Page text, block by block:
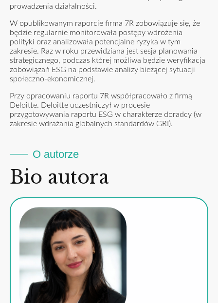
prowadzenia działalności.
W opublikowanym raporcie firma 7R zobowiązuje się, że
będzie regularnie monitorowała postępy wdrożenia
polityki oraz analizowała potencjalne ryzyka w tym
zakresie. Raz w roku przewidziana jest sesja planowania
strategicznego, podczas której możliwa będzie weryfikacja
zobowiązań ESG na podstawie analizy bieżącej sytuacji
społeczno-ekonomicznej.
Przy opracowaniu raportu 7R współpracowało z firmą
Deloitte. Deloitte uczestniczył w procesie
przygotowywania raportu ESG w charakterze doradcy (w
zakresie wdrażania globalnych standardów GRI).
O autorze
Bio autora